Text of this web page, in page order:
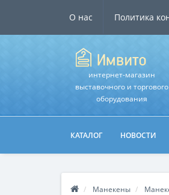
О нас Политика
интернет-магазин
выставочного и торгового
оборудования
КАТАЛОГ НОВОСТИ
Манекены